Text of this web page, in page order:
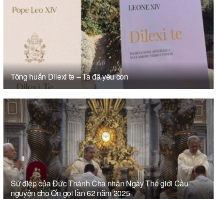
Tông huấn Dilexi te – Ta đã yêu con
Sứ điệp của Đức Thánh Cha nhân Ngày Thế giới Cầu
nguyện cho Ơn gọi lần 62 năm 2025